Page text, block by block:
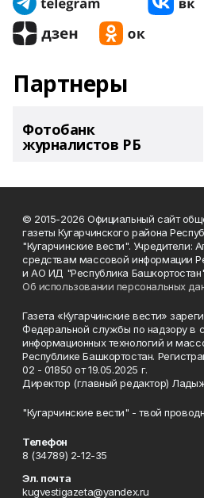
Партнеры
Фотобанк
журналистов РБ
© 2015-2026 Официальный сайт
газеты Кугарчинского района
"Кугарчинские вести". Учредители:
средствам массовой информации
и АО ИД "Республика
Об использовании персональных
Газета «Кугарчинские вести»
Федеральной службы по надзору в
информационных технологий и
Республике Башкортостан.
02 - 01850 от 19.05.2025 г.
Директор (главный редактор)
"Кугарчинские вести" - твой
Телефон
8 (34789) 2-12-35
Эл. почта
kugvestigazeta@yandex.ru